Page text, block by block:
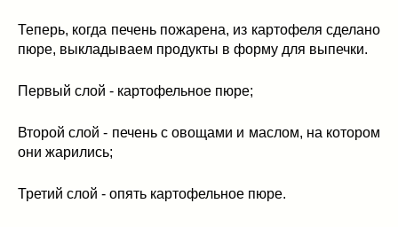
Теперь, когда печень пожарена, из картофеля сделано
пюре, выкладываем продукты в форму для выпечки.
Первый слой - картофельное пюре;
Второй слой - печень с овощами и маслом, на котором
они жарились;
Третий слой - опять картофельное пюре.